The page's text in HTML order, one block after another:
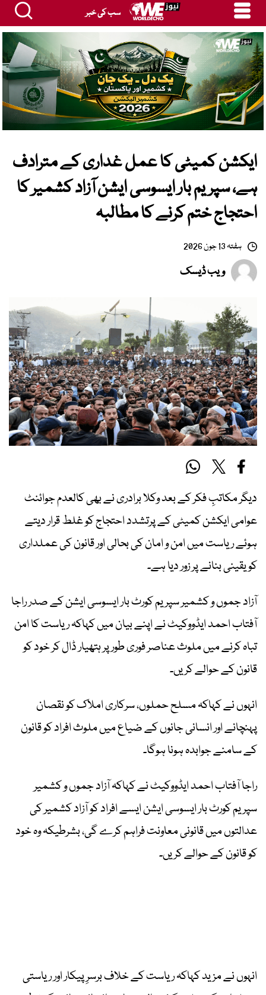
سب کی خبر
ایکشن کمیٹی کا عمل غداری کے مترادف
ہے، سپریم بار ایسوسی ایشن آزاد کشمیر کا
احتجاج ختم کرنے کا مطالبہ
ہفتہ 13 جون 2026
ویب ڈیسک
دیگر مکاتبِ فکر کے بعد وکلا برادری نے بھی کالعدم جوائنٹ
عوامی ایکشن کمیٹی کے پرتشدد احتجاج کو غلط قرار دیتے
ہوئے ریاست میں امن و امان کی بحالی اور قانون کی عملداری
کو یقینی بنانے پر زور دیا ہے۔
آزاد جموں و کشمیر سپریم کورٹ بار ایسوسی ایشن کے صدر راجا
آفتاب احمد ایڈووکیٹ نے اپنے بیان میں کہاکہ ریاست کا امن
تباہ کرنے میں ملوث عناصر فوری طور پر ہتھیار ڈال کر خود کو
قانون کے حوالے کریں۔
انہوں نے کہاکہ مسلح حملوں، سرکاری املاک کو نقصان
پہنچانے اور انسانی جانوں کے ضیاع میں ملوث افراد کو قانون
کے سامنے جوابدہ ہونا ہوگا۔
راجا آفتاب احمد ایڈووکیٹ نے کہاکہ آزاد جموں و کشمیر
سپریم کورٹ بار ایسوسی ایشن ایسے افراد کو آزاد کشمیر کی
عدالتوں میں قانونی معاونت فراہم کرے گی، بشرطیکہ وہ خود
کو قانون کے حوالے کریں۔
انہوں نے مزید کہاکہ ریاست کے خلاف برسرِ پیکار اور ریاستی